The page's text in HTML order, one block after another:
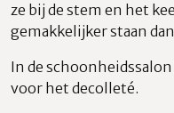
ze bij de stem en het
gemakkelijker staan
In de
voor het decolleté.